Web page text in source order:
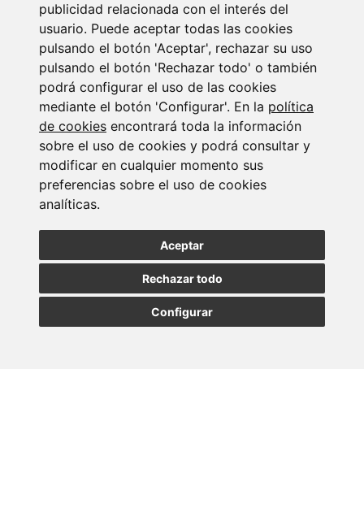
publicidad relacionada con el interés del
usuario. Puede aceptar todas las cookies
pulsando el botón 'Aceptar', rechazar su uso
pulsando el botón 'Rechazar todo' o también
podrá configurar el uso de las cookies
mediante el botón 'Configurar'. En la política
de cookies encontrará toda la información
sobre el uso de cookies y podrá consultar y
modificar en cualquier momento sus
preferencias sobre el uso de cookies
analíticas.
Aceptar
Rechazar todo
Configurar
Suscribirse a la
newsletter
Entérate de nuestras últimas noticias